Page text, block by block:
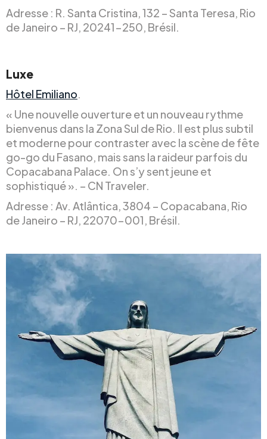
Adresse : R. Santa Cristina, 132 – Santa Teresa, Rio
de Janeiro – RJ, 20241-250, Brésil.
Luxe
Hôtel Emiliano.
« Une nouvelle ouverture et un nouveau rythme
bienvenus dans la Zona Sul de Rio. Il est plus subtil
et moderne pour contraster avec la scène de fête
go-go du Fasano, mais sans la raideur parfois du
Copacabana Palace. On s’y sent jeune et
sophistiqué ». – CN Traveler.
Adresse : Av. Atlântica, 3804 – Copacabana, Rio
de Janeiro – RJ, 22070-001, Brésil.